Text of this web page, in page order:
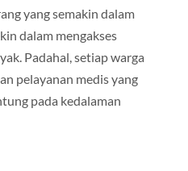
yang semakin dalam
dalam mengakses
Padahal, setiap warga
pelayanan medis yang
pada kedalaman